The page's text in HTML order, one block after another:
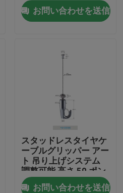
お問い合わせを送信
スタッドレスタイヤケ
ーブルグリッパー アー
ト 吊り上げシステム
調整可能 高さ 50 ポン
ド 重量容量
お問い合わせを送信